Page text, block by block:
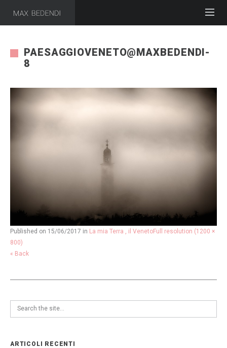
PAESAGGIOVENETO@MAXBEDENDI-
8
Published on 15/06/2017 in La mia Terra , il VenetoFull resolution (1200 ×
800)
« Back
ARTICOLI RECENTI